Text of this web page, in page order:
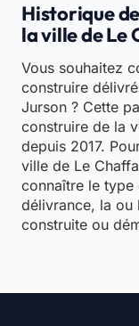
Historique
la ville de
Vous souhaitez
construire
Jurson ? Cette
construire de la
depuis 2017.
ville de Le
connaître le
délivrance, la ou
construite ou